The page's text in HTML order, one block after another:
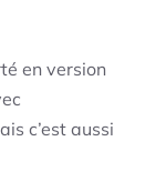
en version
c’est aussi